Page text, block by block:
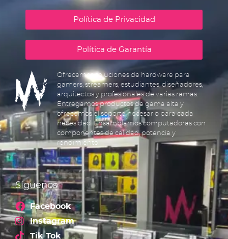
Política de Privacidad
Política de Garantía
Ofrecemos soluciones de hardware para
gamers, streamers, estudiantes, diseñadores,
arquitectos y profesionales de varias ramas.
Entregamos productos de gama alta y
ofrecemos el soporte necesario para cada
necesidad. Ensamblamos computadoras con
componentes de calidad, potencia y
rendimiento.
Síguenos
Facebook
Instagram
Tik Tok